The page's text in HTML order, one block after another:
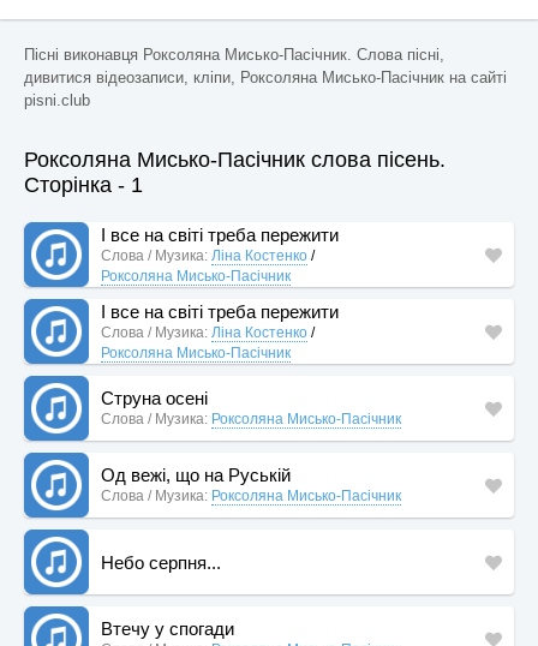
Пісні виконавця Роксоляна Мисько-Пасічник. Слова пісні,
дивитися відеозаписи, кліпи, Роксоляна Мисько-Пасічник на сайті
pisni.club
Роксоляна Мисько-Пасічник слова пісень.
Сторінка - 1
І все на світі треба пережити
Слова / Музика: Ліна Костенко /
Роксоляна Мисько-Пасічник
І все на світі треба пережити
Слова / Музика: Ліна Костенко /
Роксоляна Мисько-Пасічник
Струна осені
Слова / Музика: Роксоляна Мисько-Пасічник
Од вежі, що на Руській
Слова / Музика: Роксоляна Мисько-Пасічник
Небо серпня...
Втечу у спогади